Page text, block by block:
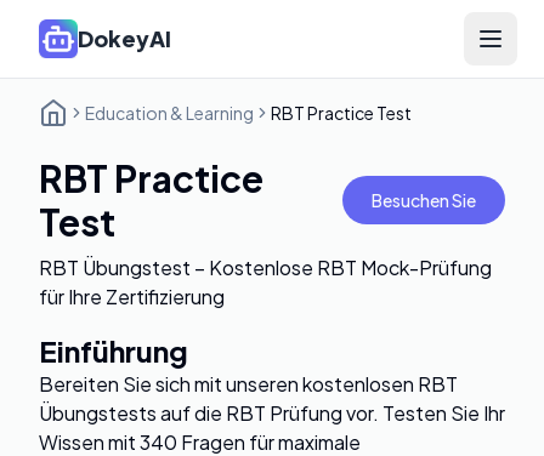
DokeyAI Open
Education & Learning RBT Practice Test
RBT Practice
Test
Besuchen Sie
RBT Übungstest – Kostenlose RBT Mock-Prüfung
für Ihre Zertifizierung
Einführung
Bereiten Sie sich mit unseren kostenlosen RBT
Übungstests auf die RBT Prüfung vor. Testen Sie Ihr
Wissen mit 340 Fragen für maximale